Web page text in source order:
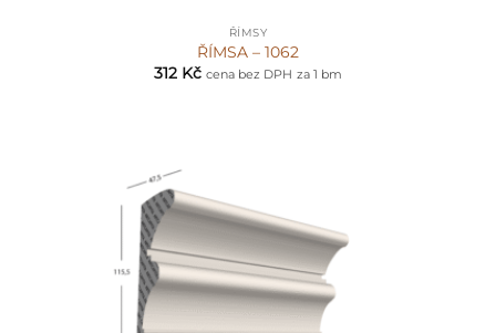
ŘÍMSY
ŘÍMSA – 1062
312 Kč cena bez DPH za 1 bm